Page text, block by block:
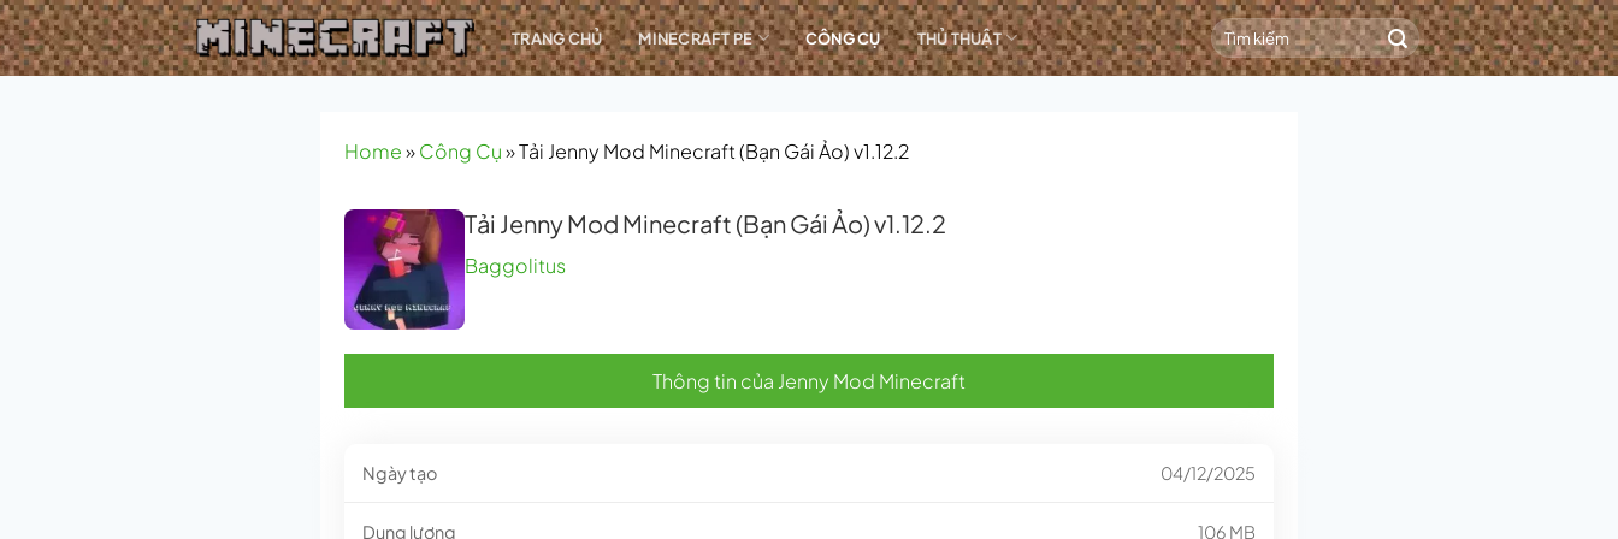
Bỏ
qua
nội
TRANG CHỦ MINECRAFT PE CÔNG CỤ THỦ THUẬT
Home»Công Cụ»Tải Jenny Mod Minecraft (Bạn Gái Ảo) v1.12.2
Tải Jenny Mod Minecraft (Bạn Gái Ảo) v1.12.2
Baggolitus
Thông tin của Jenny Mod Minecraft
Ngày tạo 04/12/2025
Dung lượng 106 MB